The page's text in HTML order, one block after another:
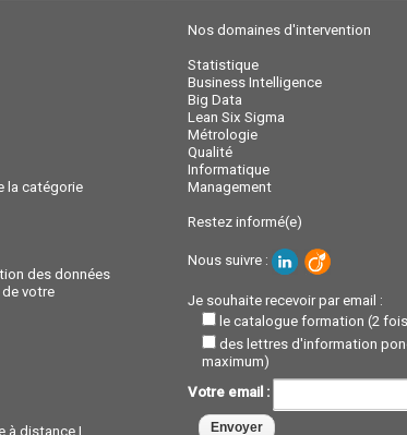
la catégorie
des données
votre
à distance|
Nos domaines d'intervention
Statistique
Business Intelligence
Big Data
Lean Six Sigma
Métrologie
Qualité
Informatique
Management
Restez informé(e)
Nous suivre :
Je souhaite recevoir par email :
le catalogue formation (2
des lettres d'information
maximum)
Votre email :